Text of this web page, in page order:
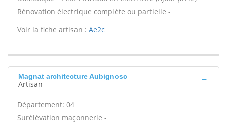
Rénovation électrique complète ou partielle -
Voir la fiche artisan : Ae2c
Magnat architecture Aubignosc
Artisan
Département: 04
Surélévation maçonnerie -